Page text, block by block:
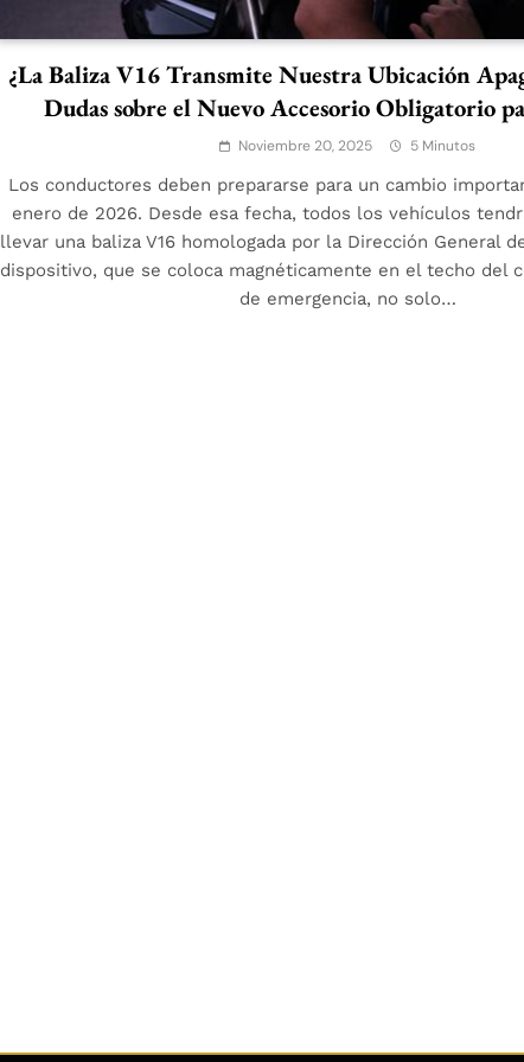
¿La Baliza V16 Transmite Nuestra Ubicación
Dudas sobre el Nuevo Accesorio Obligatorio
Noviembre 20, 2025 5 Minutos
Los conductores deben prepararse para un cambio
enero de 2026. Desde esa fecha, todos los vehículos
llevar una baliza V16 homologada por la Dirección General
dispositivo, que se coloca magnéticamente en el techo del
de emergencia, no solo…